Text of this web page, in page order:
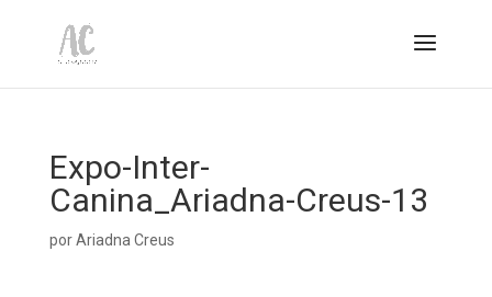
Expo-Inter-
Canina_Ariadna-Creus-13
porAriadna Creus